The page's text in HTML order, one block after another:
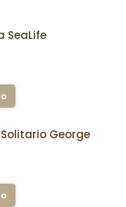
SeaLife
George